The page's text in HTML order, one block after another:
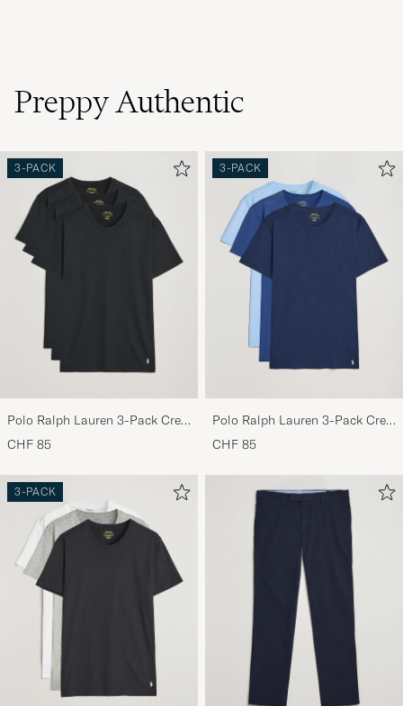
Preppy Authentic
3-PACK
Polo Ralph Lauren 3-Pack Crew
Neck T-Shirt Black
CHF 85
3-PACK
Polo Ralph Lauren 3-Pack Crew
Neck T-Shirt Navy/Light
Navy/Elite Blue
CHF 85
3-PACK